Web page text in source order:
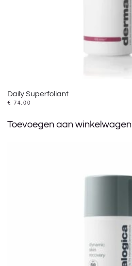
Daily Superfoliant
€ 74,00
Toevoegen aan winkelwagen